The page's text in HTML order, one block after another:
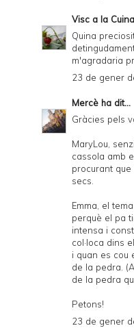
Visc a la Cuina
Quina
m'agradaria
23 de gener
Mercè ha dit...
Gràcies pels
MaryLou,
cassola amb
procurant
secs.
Emma, el
perquè el pa
intensa i
col·loca dins
i quan es cou
de la pedra.
de la pedra
Petons!
23 de gener